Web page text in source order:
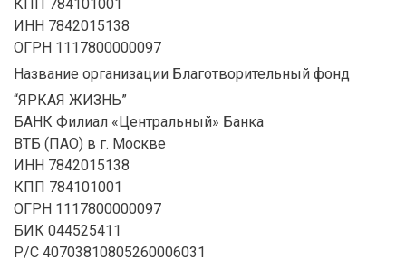
КПП 784101001
ИНН 7842015138
ОГРН 1117800000097
Название организации Благотворительный фонд
“ЯРКАЯ ЖИЗНЬ”
БАНК Филиал «Центральный» Банка
ВТБ (ПАО) в г. Москве
ИНН 7842015138
КПП 784101001
ОГРН 1117800000097
БИК 044525411
Р/С 40703810805260006031